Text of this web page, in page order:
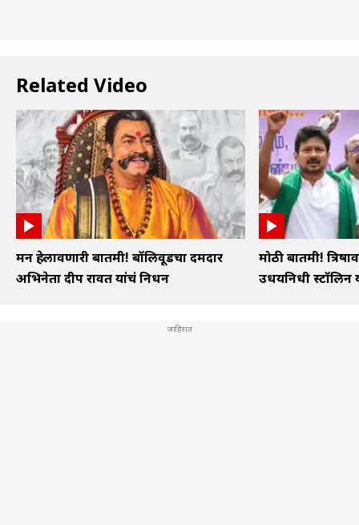
Related Video
मन हेलावणारी बातमी! बॉलिवूडचा दमदार
अभिनेता प्रदीप रावत यांचं निधन
मोठी बातमी!
उधयनिधी स्टॉलिन